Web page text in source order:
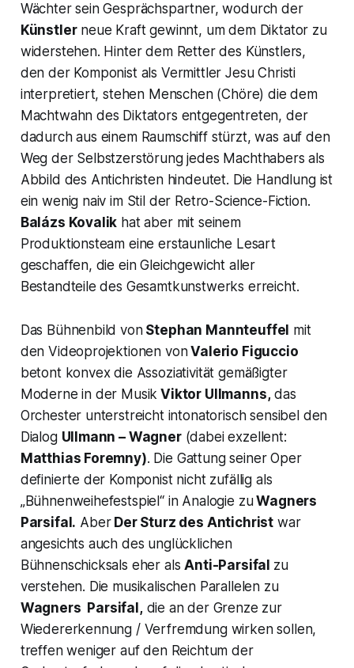
Wächter sein Gesprächspartner, wodurch der
Künstlerneue Kraft gewinnt, um dem Diktator zu
widerstehen. Hinter dem Retter des Künstlers,
den der Komponist als Vermittler Jesu Christi
interpretiert, stehen Menschen (Chöre) die dem
Machtwahn des Diktators entgegentreten, der
dadurch aus einem Raumschiff stürzt, was auf den
Weg der Selbstzerstörung jedes Machthabers als
Abbild des Antichristen hindeutet. Die Handlung ist
ein wenig naiv im Stil der Retro-Science-Fiction.
Balázs Kovalik hat aber mit seinem
Produktionsteam eine erstaunliche Lesart
geschaffen, die ein Gleichgewicht aller
Bestandteile des Gesamtkunstwerks erreicht.
Das Bühnenbild vonStephan Mannteuffel mit
den Videoprojektionen vonValerio Figuccio
betont konvex die Assoziativität gemäßigter
Moderne in der Musik Viktor Ullmanns,das
Orchester unterstreicht intonatorisch sensibel den
Dialog Ullmann – Wagner(dabei exzellent:
Matthias Foremny). Die Gattung seiner Oper
definierte der Komponist nicht zufällig als
„Bühnenweihefestspiel“in Analogie zuWagners
Parsifal . AberDer Sturz des Antichrist war
angesichts auch des unglücklichen
Bühnenschicksals eher alsAnti-Parsifal zu
verstehen. Die musikalischen Parallelen zu
Wagners Parsifal ,die an der Grenze zur
Wiedererkennung / Verfremdung wirken sollen,
treffen weniger auf den Reichtum der